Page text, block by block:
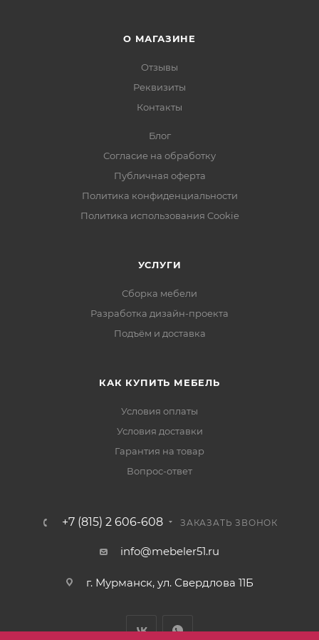
О МАГАЗИНЕ
Отзывы
Реквизиты
Контакты
Блог
Согласие на обработку
Публичная оферта
Политика конфиденциальности
Политика использования Cookie
УСЛУГИ
Сборка мебели
Разработка дизайн-проекта
Подъём и доставка
КАК КУПИТЬ МЕБЕЛЬ
Условия оплаты
Условия доставки
Гарантия на товар
Вопрос-ответ
+7 (815) 2 606-608 ЗАКАЗАТЬ ЗВОНОК
info@mebeler51.ru
г. Мурманск, ул. Свердлова 11Б